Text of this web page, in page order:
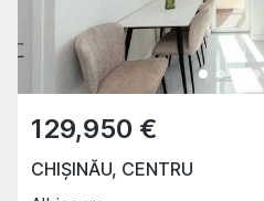
129,950 €
CHIȘINĂU, CENTRU